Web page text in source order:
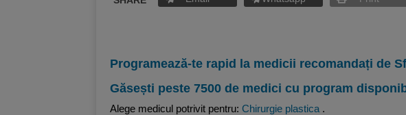
Programează-te rapid la medicii recomandați de
Găsești peste 7500 de medici cu program
Alege medicul potrivit pentru: Chirurgie plastica .